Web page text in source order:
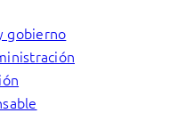
gobierno